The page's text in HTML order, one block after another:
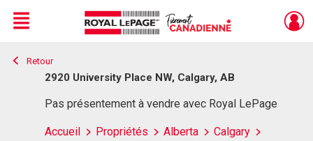
Live
En Direct
Menu
Retour
2920 University Place NW, Calgary, AB
Pas présentement à vendre avec Royal LePage
Accueil Propriétés Alberta
Calgary